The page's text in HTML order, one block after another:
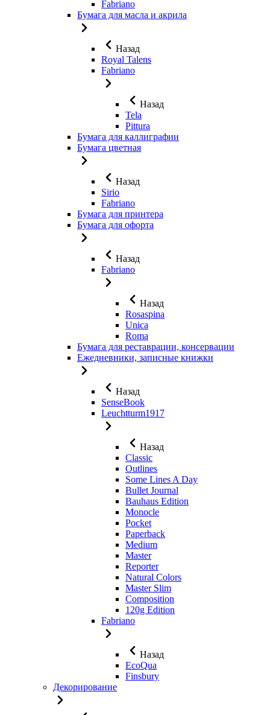
Fabriano
Бумага для масла и акрила
Назад
Royal Talens
Fabriano
Назад
Tela
Pittura
Бумага для каллиграфии
Бумага цветная
Назад
Sirio
Fabriano
Бумага для принтера
Бумага для офорта
Назад
Fabriano
Назад
Rosaspina
Unica
Roma
Бумага для реставрации, консервации
Ежедневники, записные книжки
Назад
SenseBook
Leuchtturm1917
Назад
Classic
Outlines
Some Lines A Day
Bullet Journal
Bauhaus Edition
Monocle
Pocket
Paperback
Medium
Master
Reporter
Natural Colors
Master Slim
Composition
120g Edition
Fabriano
Назад
EcoQua
Finsbury
Декорирование